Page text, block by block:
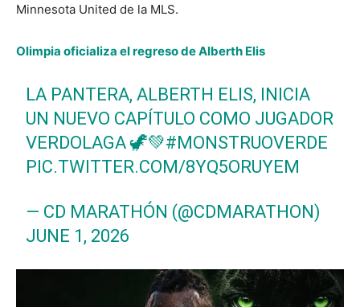
Minnesota United de la MLS.
Olimpia oficializa el regreso de Alberth Elis
LA PANTERA, ALBERTH ELIS, INICIA
UN NUEVO CAPÍTULO COMO JUGADOR
VERDOLAGA 🦖💚#MONSTRUOVERDE
PIC.TWITTER.COM/8YQ5ORUYEM
— CD MARATHÓN (@CDMARATHON)
JUNE 1, 2026